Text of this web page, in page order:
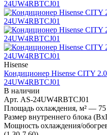
Hisense
Кондиционер Hisense CITY
24UW4RBTCJ01
В наличии
Арт. AS-24UW4RBTCJ01
Площадь охлаждения, м² — 75
Размер внутреннего блока
Мощность охлаждения/